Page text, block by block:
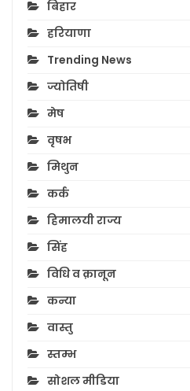
बिहार
हरियाणा
Trending News
ज्योतिषी
मेष
वृषभ
मिथुन
कर्क
हिमालयी राज्य
सिंह
विधि व क़ानून
कन्या
वास्तु
स्तम्भ
सोशल मीडिया